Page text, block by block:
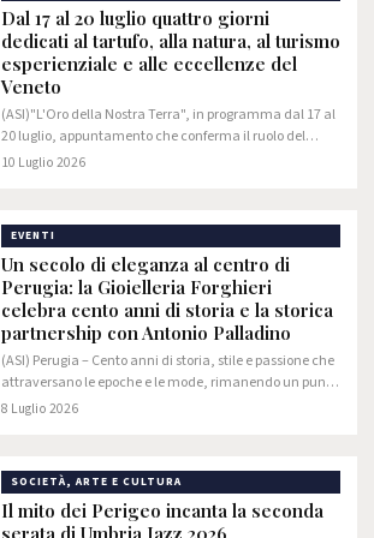
Dal 17 al 20 luglio quattro giorni
dedicati al tartufo, alla natura, al turismo
esperienziale e alle eccellenze del
Veneto
(ASI)"L'Oro della Nostra Terra", in programma dal 17 al
20 luglio, appuntamento che conferma il ruolo del
Monte Baldo come uno dei territori di riferimento per la
10 Luglio 2026
EVENTI
Un secolo di eleganza al centro di
Perugia: la Gioielleria Forghieri
celebra cento anni di storia e la storica
partnership con Antonio Palladino
(ASI) Perugia – Cento anni di storia, stile e passione che
attraversano le epoche e le mode, rimanendo un punto
di riferimento indiscusso per l'alta gioielleria italiana.
8 Luglio 2026
SOCIETÀ, ARTE E CULTURA
Il mito dei Perigeo incanta la seconda
serata di Umbria Jazz 2026